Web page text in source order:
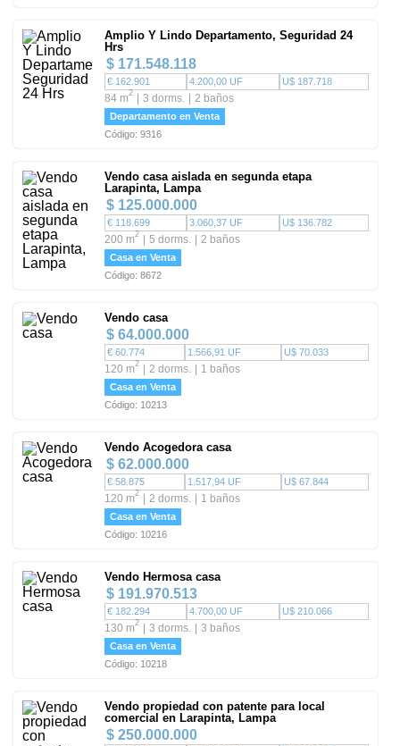
Amplio Y Lindo Departamento, Seguridad 24
Hrs
$ 171.548.118
€ 162.901 4.200,00 UF U$ 187.718
84 m2 3 dorms. 2 baños
Departamento en Venta
Código: 9316
Vendo casa aislada en segunda etapa
Larapinta, Lampa
$ 125.000.000
€ 118.699 3.060,37 UF U$ 136.782
200 m2 5 dorms. 2 baños
Casa en Venta
Código: 8672
Vendo casa
$ 64.000.000
€ 60.774 1.566,91 UF U$ 70.033
120 m2 2 dorms. 1 baños
Casa en Venta
Código: 10213
Vendo Acogedora casa
$ 62.000.000
€ 58.875 1.517,94 UF U$ 67.844
120 m2 2 dorms. 1 baños
Casa en Venta
Código: 10216
Vendo Hermosa casa
$ 191.970.513
€ 182.294 4.700,00 UF U$ 210.066
130 m2 3 dorms. 3 baños
Casa en Venta
Código: 10218
Vendo propiedad con patente para local
comercial en Larapinta, Lampa
$ 250.000.000